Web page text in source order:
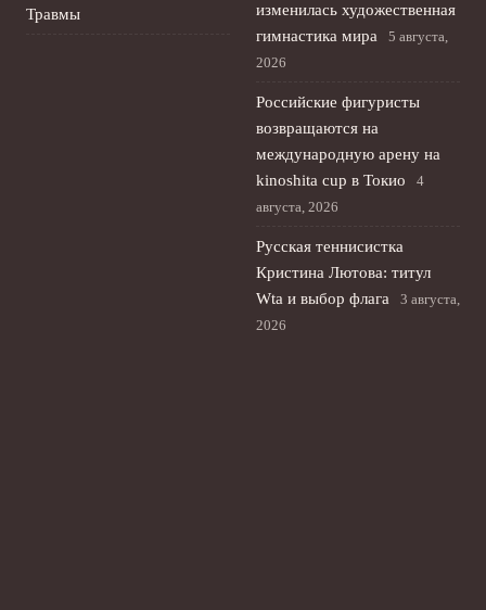
Травмы
изменилась художественная
гимнастика мира
5 августа,
2026
Российские фигуристы
возвращаются на
международную арену на
kinoshita cup в Токио
4
августа, 2026
Русская теннисистка
Кристина Лютова: титул
Wta и выбор флага
3 августа,
2026